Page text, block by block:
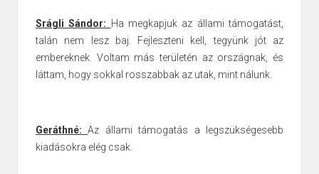
Srágli Sándor: Ha megkapjuk az állami támogatást,
talán nem lesz baj. Fejleszteni kell, tegyünk jót az
embereknek. Voltam más területén az országnak, és
láttam, hogy sokkal rosszabbak az utak, mint nálunk.
Geráthné:Az állami támogatás a legszükségesebb
kiadásokra elég csak.